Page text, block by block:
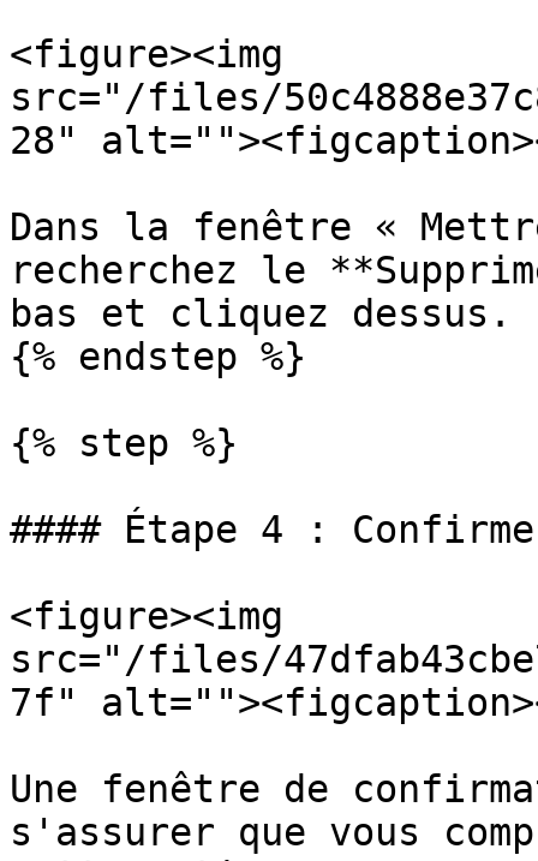
<figure><img
src="/files/
28"
Dans la fenêtre «
recherchez le
bas et cliquez dessus.
{% endstep %}
{% step %}
#### Étape 4 :
<figure><img
src="/files/
7f"
Une fenêtre de
s'assurer que vous